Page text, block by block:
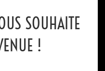
SOUHAITE
!